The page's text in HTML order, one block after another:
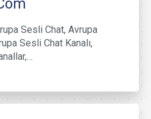
Sesli Chat, Avrupa
Sesli Chat Kanalı,